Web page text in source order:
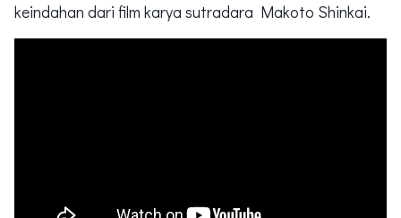
keindahan dari film karya sutradara Makoto Shinkai.